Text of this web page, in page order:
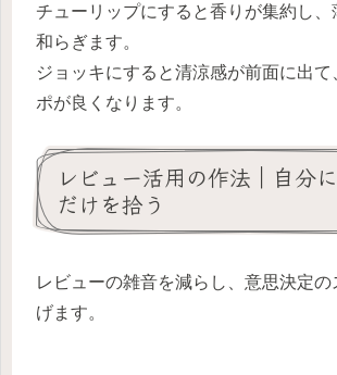
チューリップにすると香りが集約し、
和らぎます。
ジョッキにすると清涼感が前面に出て
ポが良くなります。
レビュー活用の作法｜自分
だけを拾う
レビューの雑音を減らし、意思決定の
げます。